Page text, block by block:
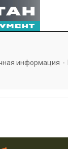
информация -